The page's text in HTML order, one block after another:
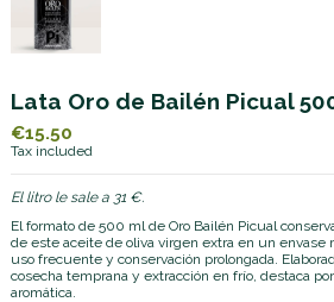
Lata Oro de Bailén Picual
€15.50
Tax included
El litro le sale a 31 €.
El formato de 500 ml de Oro Bailén Picual
de este aceite de oliva virgen extra en un envase
uso frecuente y conservación prolongada.
cosecha temprana y extracción en frío, destaca
aromática.